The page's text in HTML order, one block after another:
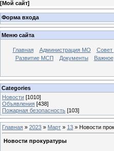
[Мой сайт]
Форма входа
Меню сайта
Главная Администрация МО Совет
Развитие МСП
Документы Важное
Categories
Новости [1010]
Объявления [438]
Пожарная безопасность [103]
Главная » 2023 » Март » 13 » Новости
Новости прокуратуры